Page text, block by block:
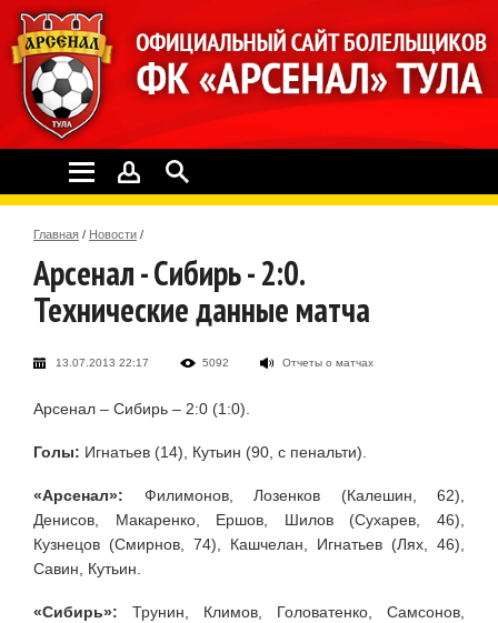
Главная / Новости /
Арсенал - Сибирь - 2:0.
Технические данные матча
13.07.2013 22:17 5092 Отчеты о матчах
Арсенал – Сибирь – 2:0 (1:0).
Голы: Игнатьев (14), Кутьин (90, с пенальти).
«Арсенал»: Филимонов, Лозенков (Калешин, 62),
Денисов, Макаренко, Ершов, Шилов (Сухарев, 46),
Кузнецов (Смирнов, 74), Кашчелан, Игнатьев (Лях, 46),
Савин, Кутьин.
«Сибирь»: Трунин, Климов, Головатенко, Самсонов,